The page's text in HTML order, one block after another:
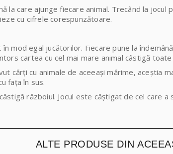
la care ajunge fiecare animal. Trecând la
cu cifrele corespunzătoare.
mod egal jucătorilor. Fiecare pune la
cartea cu cel mai mare animal câstigă
cărți cu animale de aceeași mărime, aceștia
fața în sus.
războiul. Jocul este câștigat de cel care
ALTE PRODUSE DIN